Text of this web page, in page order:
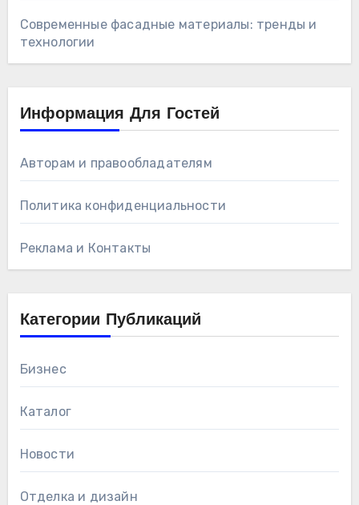
Современные фасадные материалы: тренды и
технологии
Информация Для Гостей
Авторам и правообладателям
Политика конфиденциальности
Реклама и Контакты
Категории Публикаций
Бизнес
Каталог
Новости
Отделка и дизайн